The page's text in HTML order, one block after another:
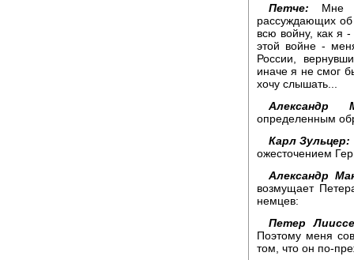
Петче: Мне
рассуждающих
всю войну, как я
этой войне -
России,
иначе я не смог
хочу слышать...
Александр
определенным
Карл Зульцер:
ожесточением
Александр
возмущает
немцев:
Петер
Поэтому меня
том, что он по-